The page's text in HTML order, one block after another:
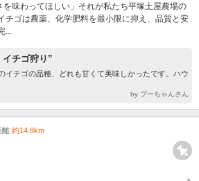
を味わってほしい」それが私たち平塚土屋農場の
チゴは農薬、化学肥料を最小限に抑え、品質と安
...
チゴ狩り”
イチゴの品種、どれも甘くて美味しかったです。ハウ
by プーちゃんさん
離 約14.8km